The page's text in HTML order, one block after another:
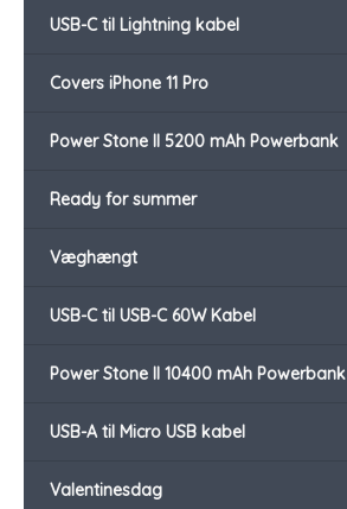
USB-C til Lightning kabel
Covers iPhone 11 Pro
Power Stone II 5200 mAh Powerbank
Ready for summer
Væghængt
USB-C til USB-C 60W Kabel
Power Stone II 10400 mAh Powerbank
USB-A til Micro USB kabel
Valentinesdag